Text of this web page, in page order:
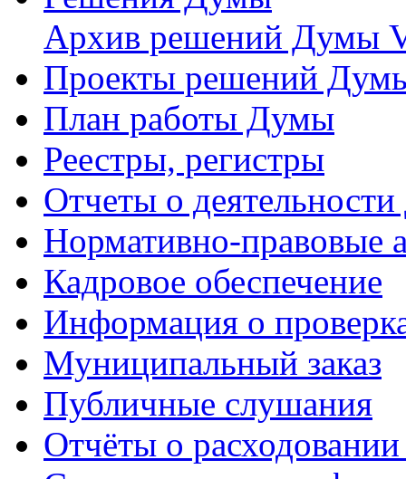
Архив решений Думы
Проекты решений
План работы Думы
Реестры, регистры
Отчеты о
Нормативно-правовые
Кадровое обеспечение
Информация о
Муниципальный заказ
Публичные слушания
Отчёты о